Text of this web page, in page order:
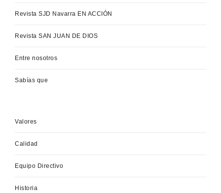
Revista SJD Navarra EN ACCIÓN
Revista SAN JUAN DE DIOS
Entre nosotros
Sabías que
Valores
Calidad
Equipo Directivo
Historia